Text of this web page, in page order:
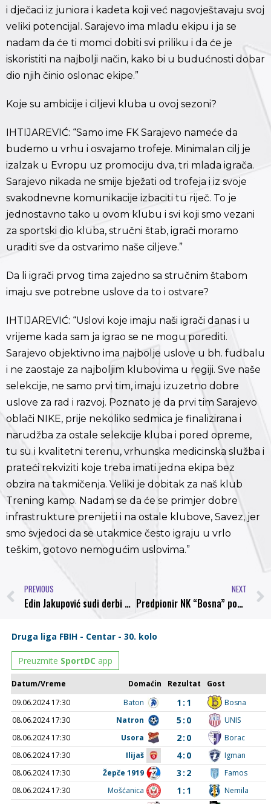
i dječaci iz juniora i kadeta koji već nagovještavaju svoj
veliki potencijal. Sarajevo ima mladu ekipu i ja se
nadam da će ti momci dobiti svi priliku i da će je
iskoristiti na najbolji način, kako bi u budućnosti dobar
dio njih činio oslonac ekipe.”
Koje su ambicije i ciljevi kluba u ovoj sezoni?
IHTIJAREVIĆ: “Samo ime FK Sarajevo nameće da
budemo u vrhu i osvajamo trofeje. Minimalan cilj je
izalzak u Evropu uz promociju dva, tri mlada igrača.
Sarajevo nikada ne smije bježati od trofeja i iz svoje
svakodnevne komunikacije izbaciti tu riječ. To je
jednostavno tako u ovom klubu i svi koji smo vezani
za sportski dio kluba, stručni štab, igrači moramo
uraditi sve da ostvarimo naše ciljeve.”
Da li igrači prvog tima zajedno sa stručnim štabom
imaju sve potrebne uslove da to i ostvare?
IHTIJAREVIĆ: “Uslovi koje imaju naši igrači danas i u
vrijeme kada sam ja igrao se ne mogu porediti.
Sarajevo objektivno ima najbolje uslove u bh. fudbalu
i ne zaostaje za najboljim klubovima u regiji. Sve naše
selekcije, ne samo prvi tim, imaju izuzetno dobre
uslove za rad i razvoj. Poznato je da prvi tim Sarajevo
oblači NIKE, prije nekoliko sedmica je finalizirana i
narudžba za ostale selekcije kluba i pored opreme,
tu su i kvalitetni terenu, vrhunska medicinska služba i
prateći rekviziti koje treba imati jedna ekipa bez
obzira na takmičenja. Veliki je dobitak za naš klub
Trening kamp. Nadam se da će se primjer dobre
infrastrukture prenijeti i na ostale klubove, Savez, jer
smo svjedoci da se utakmice često igraju u vrlo
teškim, gotovo nemogućim uslovima.”
PREVIOUS
Edin Jakupović sudi derbi drugog kola izmedju Travnika i Bosne, utakmica u direktnom tv prenosu na City TV
NEXT
Predpionir NK “Bosna” pobjednici sportskih igara u Sarajevu